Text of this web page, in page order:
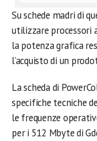
Su schede madri di
utilizzare processori
la potenza grafica
l’acquisto di un
La scheda di
specifiche tecniche
le frequenze
per i 512 Mbyte di